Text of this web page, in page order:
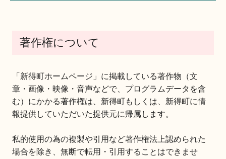
著作権について
「新得町ホームページ」に掲載している著作物（文
章・画像・映像・音声などで、プログラムデータを含
む）にかかる著作権は、新得町もしくは、新得町に情
報提供していただいた提供元に帰属します。
私的使用の為の複製や引用など著作権法上認められた
場合を除き、無断で転用・引用することはできませ